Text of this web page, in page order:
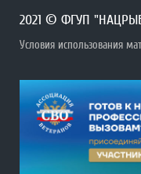
2021 © ФГУП
Условия использования